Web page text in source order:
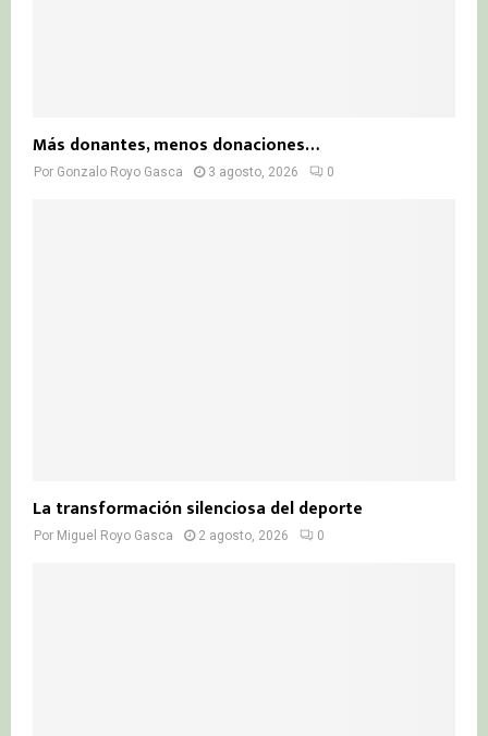
Más donantes, menos donaciones…
Por Gonzalo Royo Gasca 3 agosto, 2026 0
La transformación silenciosa del deporte
Por Miguel Royo Gasca 2 agosto, 2026 0